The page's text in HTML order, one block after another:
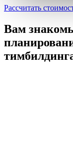
Рассчитать
Вам